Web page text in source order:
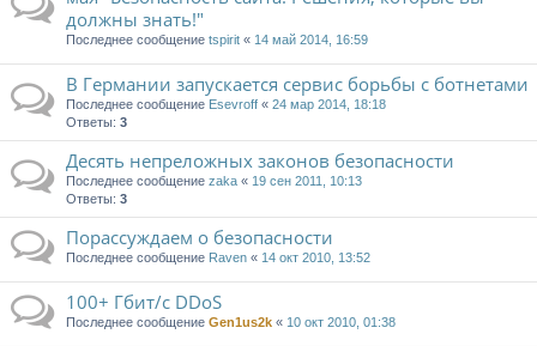
должны знать!"
Последнее сообщение tspirit « 14 май 2014, 16:59
В Германии запускается сервис борьбы с ботнетами
Последнее сообщение Esevroff « 24 мар 2014, 18:18
Ответы: 3
Десять непреложных законов безопасности
Последнее сообщение zaka « 19 сен 2011, 10:13
Ответы: 3
Порассуждаем о безопасности
Последнее сообщение Raven « 14 окт 2010, 13:52
100+ Гбит/с DDoS
Последнее сообщение Gen1us2k « 10 окт 2010, 01:38